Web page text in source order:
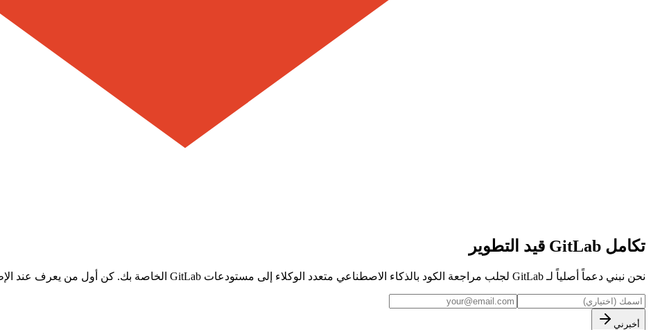
تكامل GitLab قيد التطوير
نحن نبني دعماً أصلياً لـ GitLab لجلب مراجعة الكود بالذكاء الاصطناعي متعدد الوكلاء إلى مستودعات GitLab الخاصة بك. كن أول من يعرف عند الإطلاق.
أخبرني